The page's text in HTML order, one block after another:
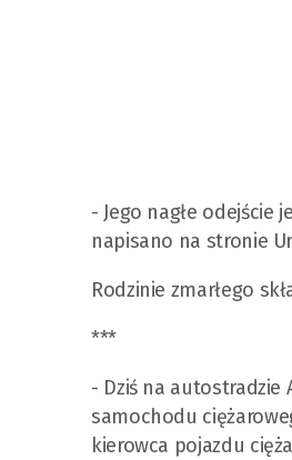
- Jego nagłe odejście
napisano na stronie
Rodzinie zmarłego
***
- Dziś na autostradzie
samochodu
kierowca pojazdu